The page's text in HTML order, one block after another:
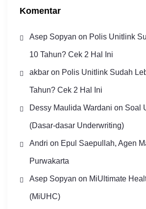
Komentar
Asep Sopyan on Polis Unitlink
10 Tahun? Cek 2 Hal Ini
akbaron Polis Unitlink Sudah
Tahun? Cek 2 Hal Ini
Dessy Maulida Wardani on Soal
(Dasar-dasar Underwriting)
Andri on Epul Saepullah, Agen
Purwakarta
Asep Sopyan on MiUltimate
(MiUHC)